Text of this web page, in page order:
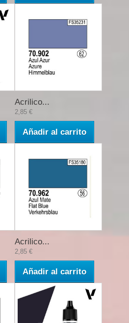
Acrilico...
2,85 €
Añadir al carrito
Acrilico...
2,85 €
Añadir al carrito